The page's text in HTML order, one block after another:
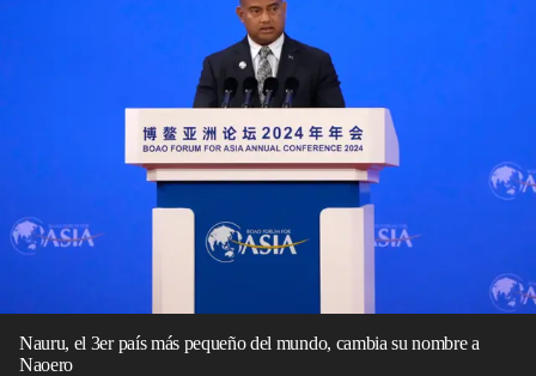
Nauru, el 3er país más pequeño del mundo, cambia su nombre a
Naoero